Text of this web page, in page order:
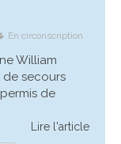
En circonscription
William
de secours
de
Lire l'article